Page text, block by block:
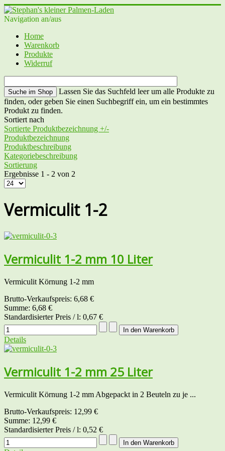
Navigation an/aus
Home
Warenkorb
Produkte
Widerruf
Lassen Sie das Suchfeld leer um alle Produkte zu
finden, oder geben Sie einen Suchbegriff ein, um ein bestimmtes
Produkt zu finden.
Sortiert nach
Sortierte Produktbezeichnung +/-
Produktbezeichnung
Produktbeschreibung
Kategoriebeschreibung
Sortierung
Ergebnisse 1 - 2 von 2
Vermiculit 1-2
Vermiculit 1-2 mm 10 Liter
Vermiculit Körnung 1-2 mm
Brutto-Verkaufspreis: 6,68 €
Summe: 6,68 €
Standardisierter Preis / l: 0,67 €
Details
Vermiculit 1-2 mm 25 Liter
Vermiculit Körnung 1-2 mm Abgepackt in 2 Beuteln zu je ...
Brutto-Verkaufspreis: 12,99 €
Summe: 12,99 €
Standardisierter Preis / l: 0,52 €